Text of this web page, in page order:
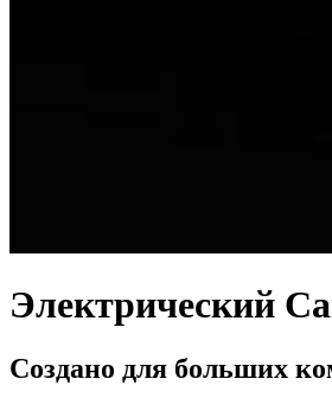
Электрический
Создано для больших